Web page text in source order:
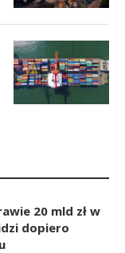
20 mld zł w
dopiero